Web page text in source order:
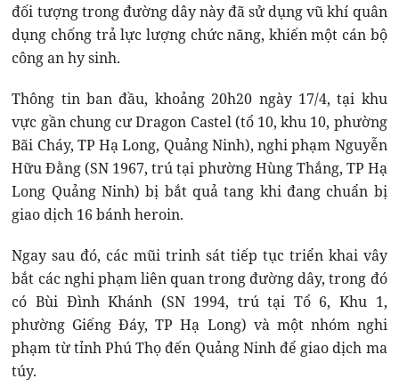
đối tượng trong đường dây này đã sử dụng vũ khí quân
dụng chống trả lực lượng chức năng, khiến một cán bộ
công an hy sinh.
Thông tin ban đầu, khoảng 20h20 ngày 17/4, tại khu
vực gần chung cư Dragon Castel (tổ 10, khu 10, phường
Bãi Cháy, TP Hạ Long, Quảng Ninh), nghi phạm Nguyễn
Hữu Đằng (SN 1967, trú tại phường Hùng Thắng, TP Hạ
Long Quảng Ninh) bị bắt quả tang khi đang chuẩn bị
giao dịch 16 bánh heroin.
Ngay sau đó, các mũi trinh sát tiếp tục triển khai vây
bắt các nghi phạm liên quan trong đường dây, trong đó
có Bùi Đình Khánh (SN 1994, trú tại Tổ 6, Khu 1,
phường Giếng Đáy, TP Hạ Long) và một nhóm nghi
phạm từ tỉnh Phú Thọ đến Quảng Ninh để giao dịch ma
túy.